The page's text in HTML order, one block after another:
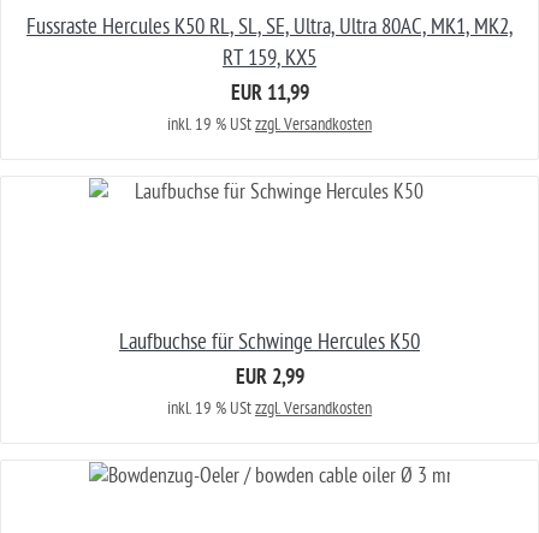
Fussraste Hercules K50 RL, SL, SE, Ultra, Ultra 80AC, MK1, MK2,
RT 159, KX5
EUR 11,99
inkl. 19 % UStzzgl. Versandkosten
Laufbuchse für Schwinge Hercules K50
EUR 2,99
inkl. 19 % UStzzgl. Versandkosten